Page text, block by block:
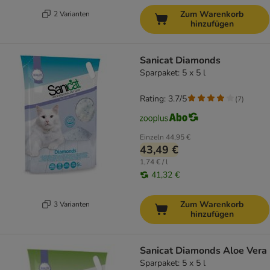
2 Varianten
Zum Warenkorb
hinzufügen
3 Varianten
Sanicat Diamonds
Sparpaket: 5 x 5 l
Einzeln 44,95 €
43,49 €
1,74 € / l
41,32 €
Rating: 3.7/5 (7)
Zum Warenkorb
hinzufügen
Sanicat Diamonds Aloe Vera
Sparpaket: 5 x 5 l